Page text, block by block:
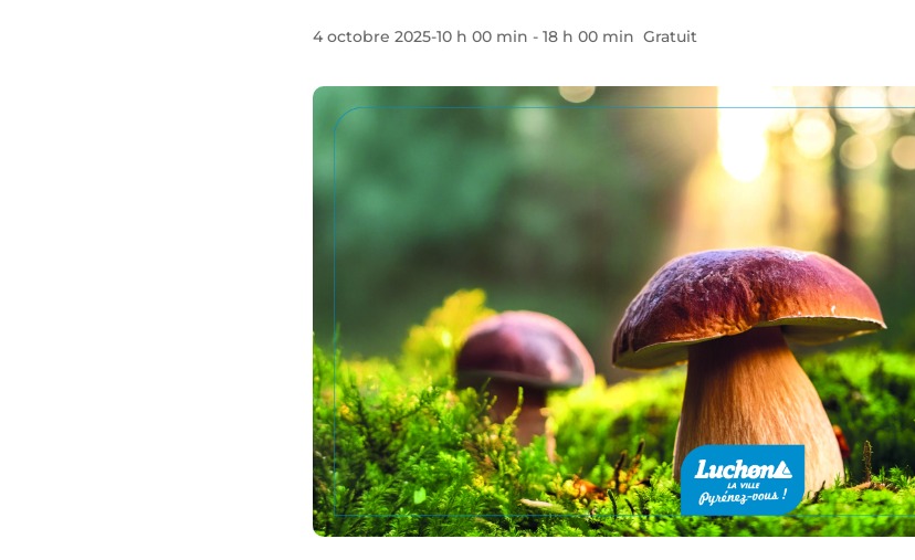
4 octobre 2025-10 h 00 min -18 h 00 min Gratuit